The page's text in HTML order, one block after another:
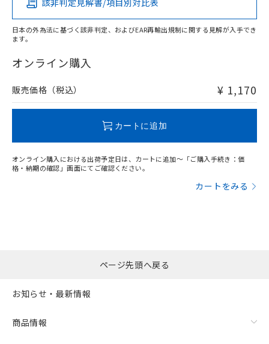
O
在庫等で未対応品が混在する可能性があります。
問い合わせください。
該非判定見解書/項目別対比表
日本の外為法に基づく該非判定、およびEAR再輸出規制に関する見解が入手でき
ます。
オンライン購入
販売価格（税込） ¥ 1,170
カートに追加
オンライン購入における出荷予定日は、カートに追加～「ご購入手続き：価
格・納期の確認」画面にてご確認ください。
カートをみる
ページ先頭へ戻る
お知らせ・最新情報
商品情報